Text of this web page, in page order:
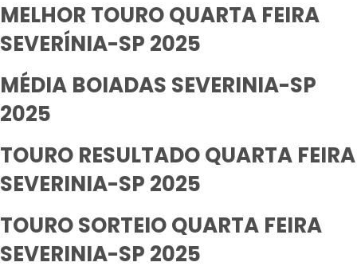
MELHOR TOURO QUARTA FEIRA
SEVERÍNIA-SP 2025
MÉDIA BOIADAS SEVERINIA-SP
2025
TOURO RESULTADO QUARTA FEIRA
SEVERINIA-SP 2025
TOURO SORTEIO QUARTA FEIRA
SEVERINIA-SP 2025